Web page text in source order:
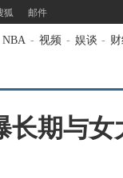
狐 邮件
NBA - 视频 - 娱谈 -
长期与